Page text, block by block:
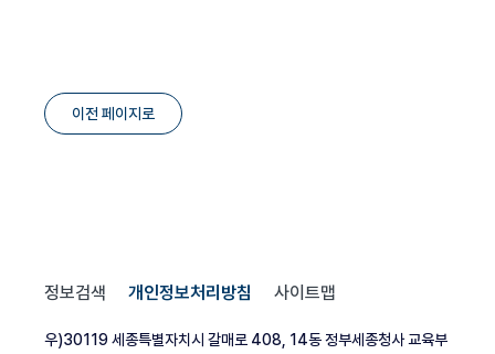
이전 페이지로
정보검색 개인정보처리방침 사이트맵
우)30119 세종특별자치시 갈매로 408, 14동 정부세종청사 교육부